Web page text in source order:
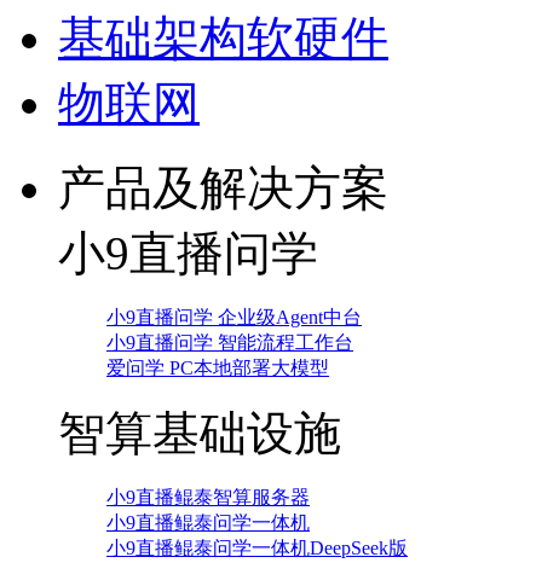
基础架构软硬件
物联网
产品及解决方案
小9直播问学
小9直播问学 企业级Agent中台
小9直播问学 智能流程工作台
爱问学 PC本地部署大模型
智算基础设施
小9直播鲲泰智算服务器
小9直播鲲泰问学一体机
小9直播鲲泰问学一体机DeepSeek版